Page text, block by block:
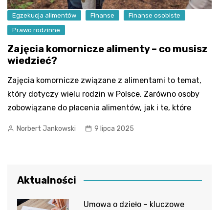
Egzekucja alimentów Finanse
Finanse osobiste
Prawo rodzinne
Zajęcia komornicze alimenty – co musisz
wiedzieć?
Zajęcia komornicze związane z alimentami to temat,
który dotyczy wielu rodzin w Polsce. Zarówno osoby
zobowiązane do płacenia alimentów, jak i te, które
Norbert Jankowski 9 lipca 2025
Aktualności
Umowa o dzieło – kluczowe